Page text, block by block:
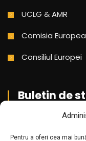
Pentru a oferi cea mai
UCLG & AMR
Comisia
Consiliul Europei
Buletin de
Aboneaza-te